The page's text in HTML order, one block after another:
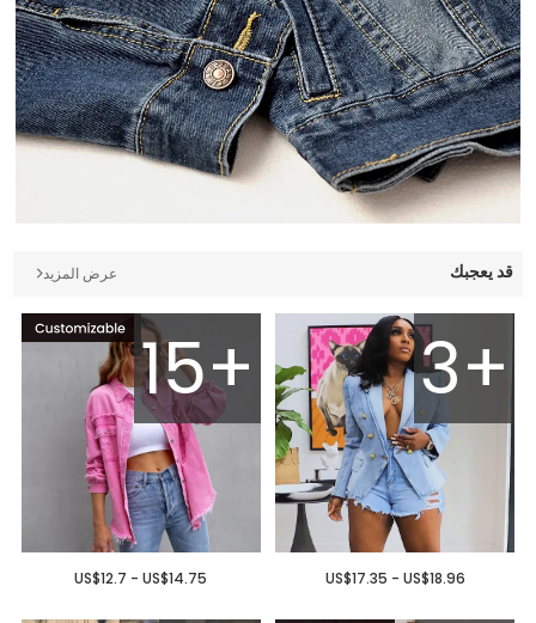
قد يعجبك عرض المزيد
3+
US$17.35 - US$18.96
15+
US$12.7 - US$14.75